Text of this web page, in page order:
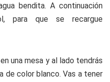
bendita. A continuación
para que se recargue
una mesa y al lado tendrás
de color blanco. Vas a tener